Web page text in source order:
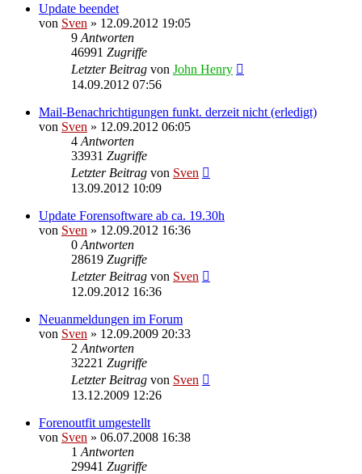
Update beendet
von Sven » 12.09.2012 19:05
9 Antworten
46991 Zugriffe
Letzter Beitrag von John Henry
14.09.2012 07:56
Mail-Benachrichtigungen funkt. derzeit nicht (erledigt)
von Sven » 12.09.2012 06:05
4 Antworten
33931 Zugriffe
Letzter Beitrag von Sven
13.09.2012 10:09
Update Forensoftware ab ca. 19.30h
von Sven » 12.09.2012 16:36
0 Antworten
28619 Zugriffe
Letzter Beitrag von Sven
12.09.2012 16:36
Neuanmeldungen im Forum
von Sven » 12.09.2009 20:33
2 Antworten
32221 Zugriffe
Letzter Beitrag von Sven
13.12.2009 12:26
Forenoutfit umgestellt
von Sven » 06.07.2008 16:38
1 Antworten
29941 Zugriffe